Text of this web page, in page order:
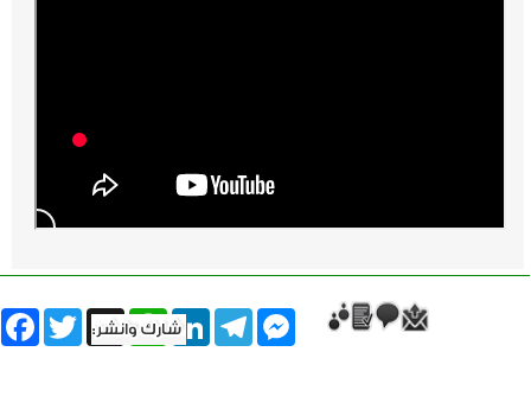
Twitter X
WhatsAppLinkedInTelegram
Messenger